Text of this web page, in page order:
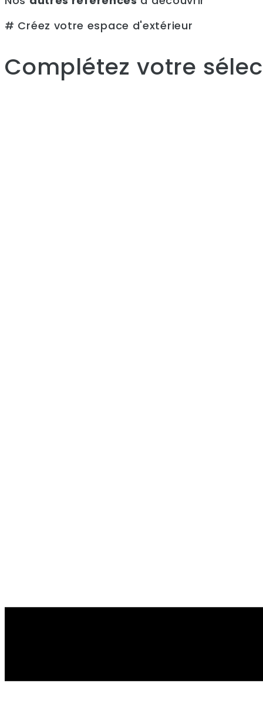
# Créez votre espace d'extérieur
Complétez votre